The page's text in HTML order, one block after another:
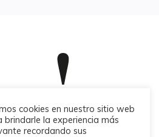
cookies en nuestro sitio web
brindarle la experiencia más
recordando sus